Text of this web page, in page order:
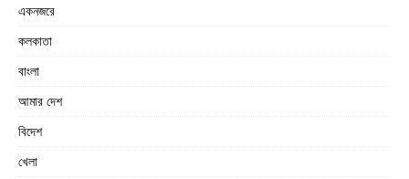
একনজরে
কলকাতা
বাংলা
আমার দেশ
বিদেশ
খেলা